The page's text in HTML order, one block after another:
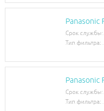
Panasonic
Срок службы:
Тип фильтра:
Panasonic
Срок службы:
Тип фильтра: